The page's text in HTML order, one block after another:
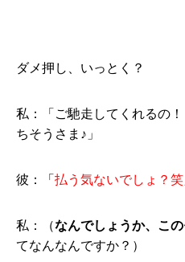
ダメ押し、いっとく？
私：「ご馳走してくれるの
ちそうさま♪」
彼：「 払う気ないでしょ？笑
私：（なんでしょうか、この
てなんなんですか？）